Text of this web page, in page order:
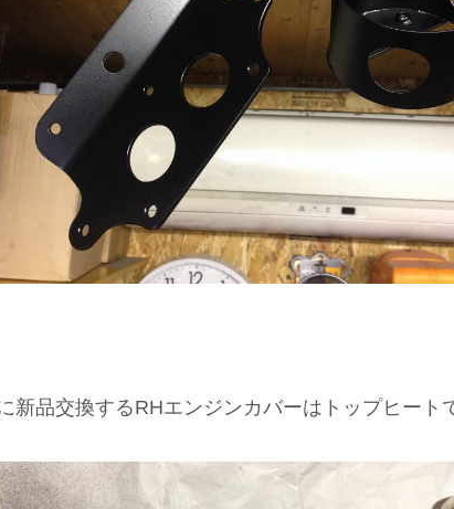
新品交換するRHエンジンカバーはトップヒート